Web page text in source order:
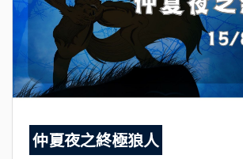
仲夏夜之終極狼人